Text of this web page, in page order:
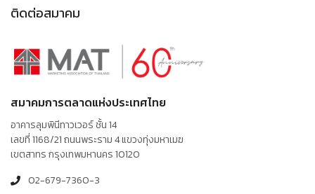
ติดต่อสมาคม
สมาคมการตลาดแห่งประเทศไทย
อาคารลุมพินีทาวเวอร์ ชั้น 14
เลขที่ 1168/21 ถนนพระราม 4 แขวงทุ่งมหาเมฆ
เขตสาทร กรุงเทพมหานคร 10120
02-679-7360-3